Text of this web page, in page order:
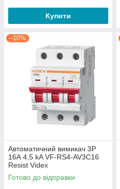
Купити
–10%
Автоматичний вимикач 3P
16А 4,5 kA VF-RS4-AV3C16
Resist Videx
Готово до відправки